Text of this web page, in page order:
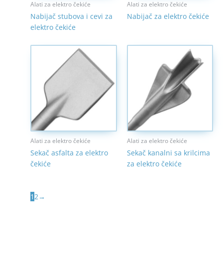
Alati za elektro čekiće
Nabijač stubova i cevi za
elektro čekiće
Alati za elektro čekiće
Nabijač za elektro čekiće
Alati za elektro čekiće
Sekač asfalta za elektro
čekiće
Alati za elektro čekiće
Sekač kanalni sa krilcima
za elektro čekiće
12→